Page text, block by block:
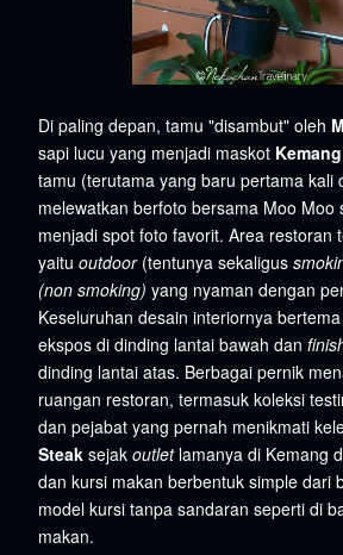
Di paling depan, tamu "disambut" oleh
sapi lucu yang menjadi maskot
tamu (terutama yang baru pertama kali
melewatkan berfoto bersama Moo Moo
menjadi spot foto favorit. Area restoran
yaitu outdoor(tentunya sekaligus
(non smoking) yang nyaman dengan
Keseluruhan desain interiornya bertema
ekspos di dinding lantai bawah dan
dinding lantai atas. Berbagai pernik
ruangan restoran, termasuk koleksi
dan pejabat yang pernah menikmati
Steak sejak outletlamanya di Kemang
dan kursi makan berbentuk simple dari
model kursi tanpa sandaran seperti di
makan.